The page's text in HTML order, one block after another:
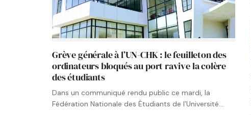
Grève générale à l’UN-CHK : le feuilleton des
ordinateurs bloqués au port ravive la colère
des étudiants
Dans un communiqué rendu public ce mardi, la
Fédération Nationale des Étudiants de l’Université